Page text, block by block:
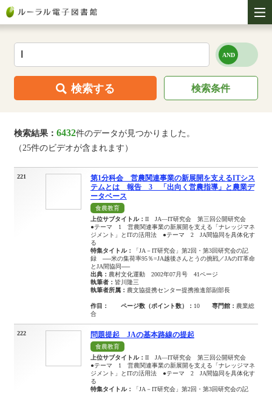
検索する 検索条件
検索結果： 6432件のデータが見つかりました。
（25件のビデオが含まれます）
221
第1分科会 営農関連事業の新展開を支えるITシス
テムとは 報告 3 「出向く営農指導」と農業デ
ータベース
食農教育
上位サブタイトル： II JA―IT研究会 第三回公開研究会
●テーマ 1 営農関連事業の新展開を支える「ナレッジマネ
ジメント」とITの活用法 ●テーマ 2 JA間協同を具体化す
る
特集タイトル：
「JA－IT研究会」第2回・第3回研究会の記
録 ──米の集荷率95％=JA越後さんとうの挑戦／JAのIT革命
とJA間協同──
出典： 農村文化運動 2002年07月号 41ページ
執筆者： 皆川隆三
執筆者所属： 農文協提携センター提携推進部副部長
作目： ページ数（ポイント数）： 10 専門館： 農業総
合
222 問題提起 JAの基本路線の提起
食農教育
上位サブタイトル： II JA―IT研究会 第三回公開研究会
●テーマ 1 営農関連事業の新展開を支える「ナレッジマネ
ジメント」とITの活用法 ●テーマ 2 JA間協同を具体化す
る
特集タイトル：
「JA－IT研究会」第2回・第3回研究会の記